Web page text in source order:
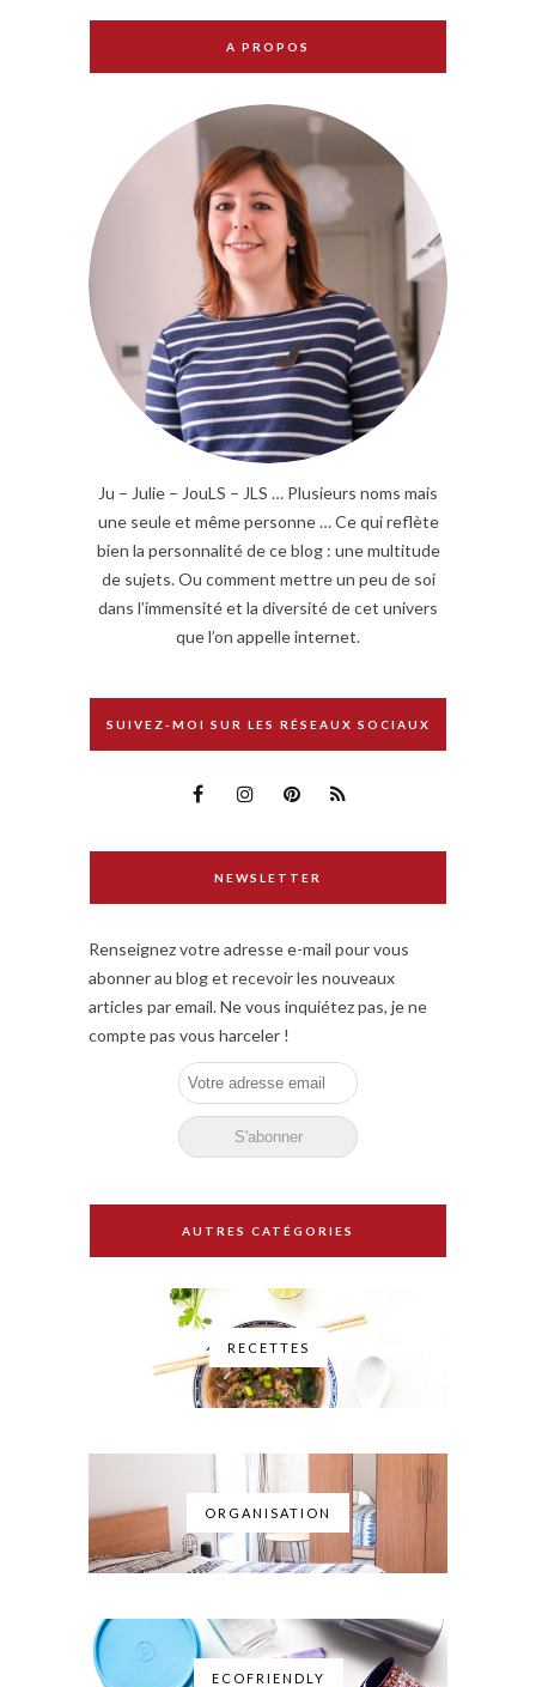
A PROPOS
Ju – Julie – JouLS – JLS … Plusieurs noms mais
une seule et même personne … Ce qui reflète
bien la personnalité de ce blog : une multitude
de sujets. Ou comment mettre un peu de soi
dans l’immensité et la diversité de cet univers
que l’on appelle internet.
SUIVEZ-MOI SUR LES RÉSEAUX SOCIAUX
NEWSLETTER
Renseignez votre adresse e-mail pour vous
abonner au blog et recevoir les nouveaux
articles par email. Ne vous inquiétez pas, je ne
compte pas vous harceler !
AUTRES CATÉGORIES
RECETTES
ORGANISATION
ECOFRIENDLY